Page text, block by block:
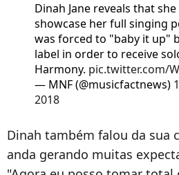
Dinah Jane reveals that
showcase her full singing
was forced to "baby it up"
label in order to receive
Harmony. pic.twitter.com/
— MNF (@musicfactnews)
2018
Dinah também falou da sua
anda gerando muitas